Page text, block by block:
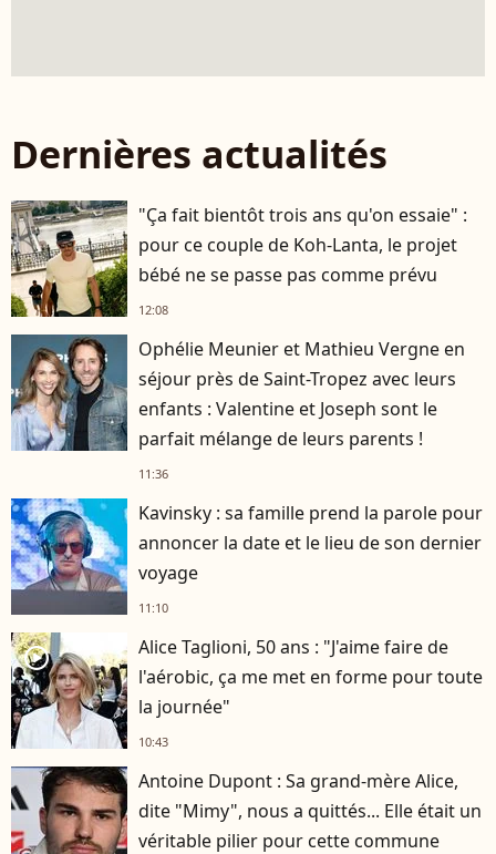
Dernières actualités
"Ça fait bientôt trois ans qu'on essaie" :
pour ce couple de Koh-Lanta, le projet
bébé ne se passe pas comme prévu
12:08
Ophélie Meunier et Mathieu Vergne en
séjour près de Saint-Tropez avec leurs
enfants : Valentine et Joseph sont le
parfait mélange de leurs parents !
11:36
Kavinsky : sa famille prend la parole pour
annoncer la date et le lieu de son dernier
voyage
11:10
player2
Alice Taglioni, 50 ans : "J'aime faire de
l'aérobic, ça me met en forme pour toute
la journée"
10:43
Antoine Dupont : Sa grand-mère Alice,
dite "Mimy", nous a quittés... Elle était un
véritable pilier pour cette commune